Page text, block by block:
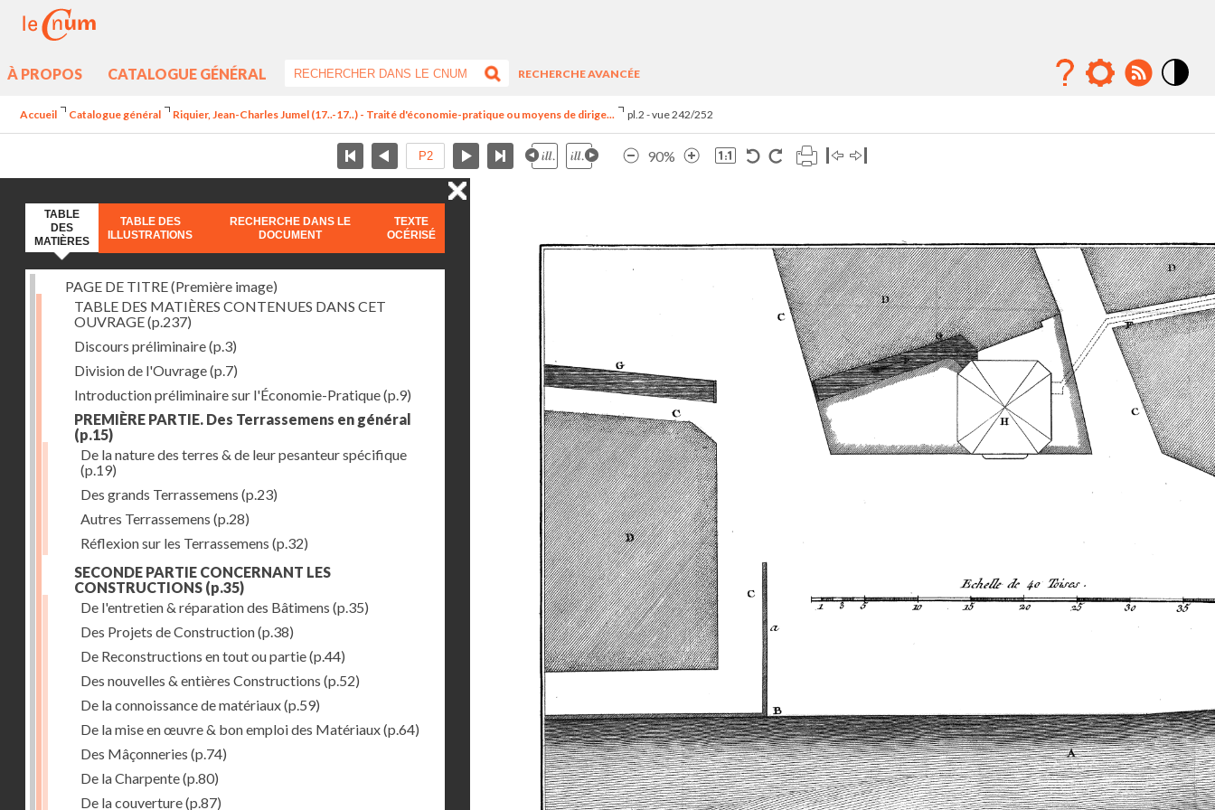
À PROPOS CATALOGUE GÉNÉRAL
RECHERCHE AVANCÉE
Accueil Catalogue général Riquier, Jean-Charles Jumel (17..-17..) - Traité d'économie-pratique ou moyens de dirige... pl.2 - vue 242/252
90%
TABLE
DES
MATIÈRES
TABLE DES
ILLUSTRATIONS
RECHERCHE DANS LE
DOCUMENT
TEXTE
OCÉRISÉ
PAGE DE TITRE (Première image)
TABLE DES MATIÈRES CONTENUES DANS CET
OUVRAGE(p.237)
Discours préliminaire(p.3)
Division de l'Ouvrage(p.7)
Introduction préliminaire sur l'Économie-Pratique(p.9)
PREMIÈRE PARTIE. Des Terrassemens en général
(p.15)
De la nature des terres & de leur pesanteur spécifique
(p.19)
Des grands Terrassemens (p.23)
Autres Terrassemens (p.28)
Réflexion sur les Terrassemens (p.32)
SECONDE PARTIE CONCERNANT LES
CONSTRUCTIONS (p.35)
De l'entretien & réparation des Bâtimens (p.35)
Des Projets de Construction(p.38)
De Reconstructions en tout ou partie(p.44)
Des nouvelles & entières Constructions (p.52)
De la connoissance de matériaux(p.59)
De la mise en œuvre & bon emploi des Matériaux(p.64)
Des Mâçonneries (p.74)
De la Charpente(p.80)
De la couverture(p.87)